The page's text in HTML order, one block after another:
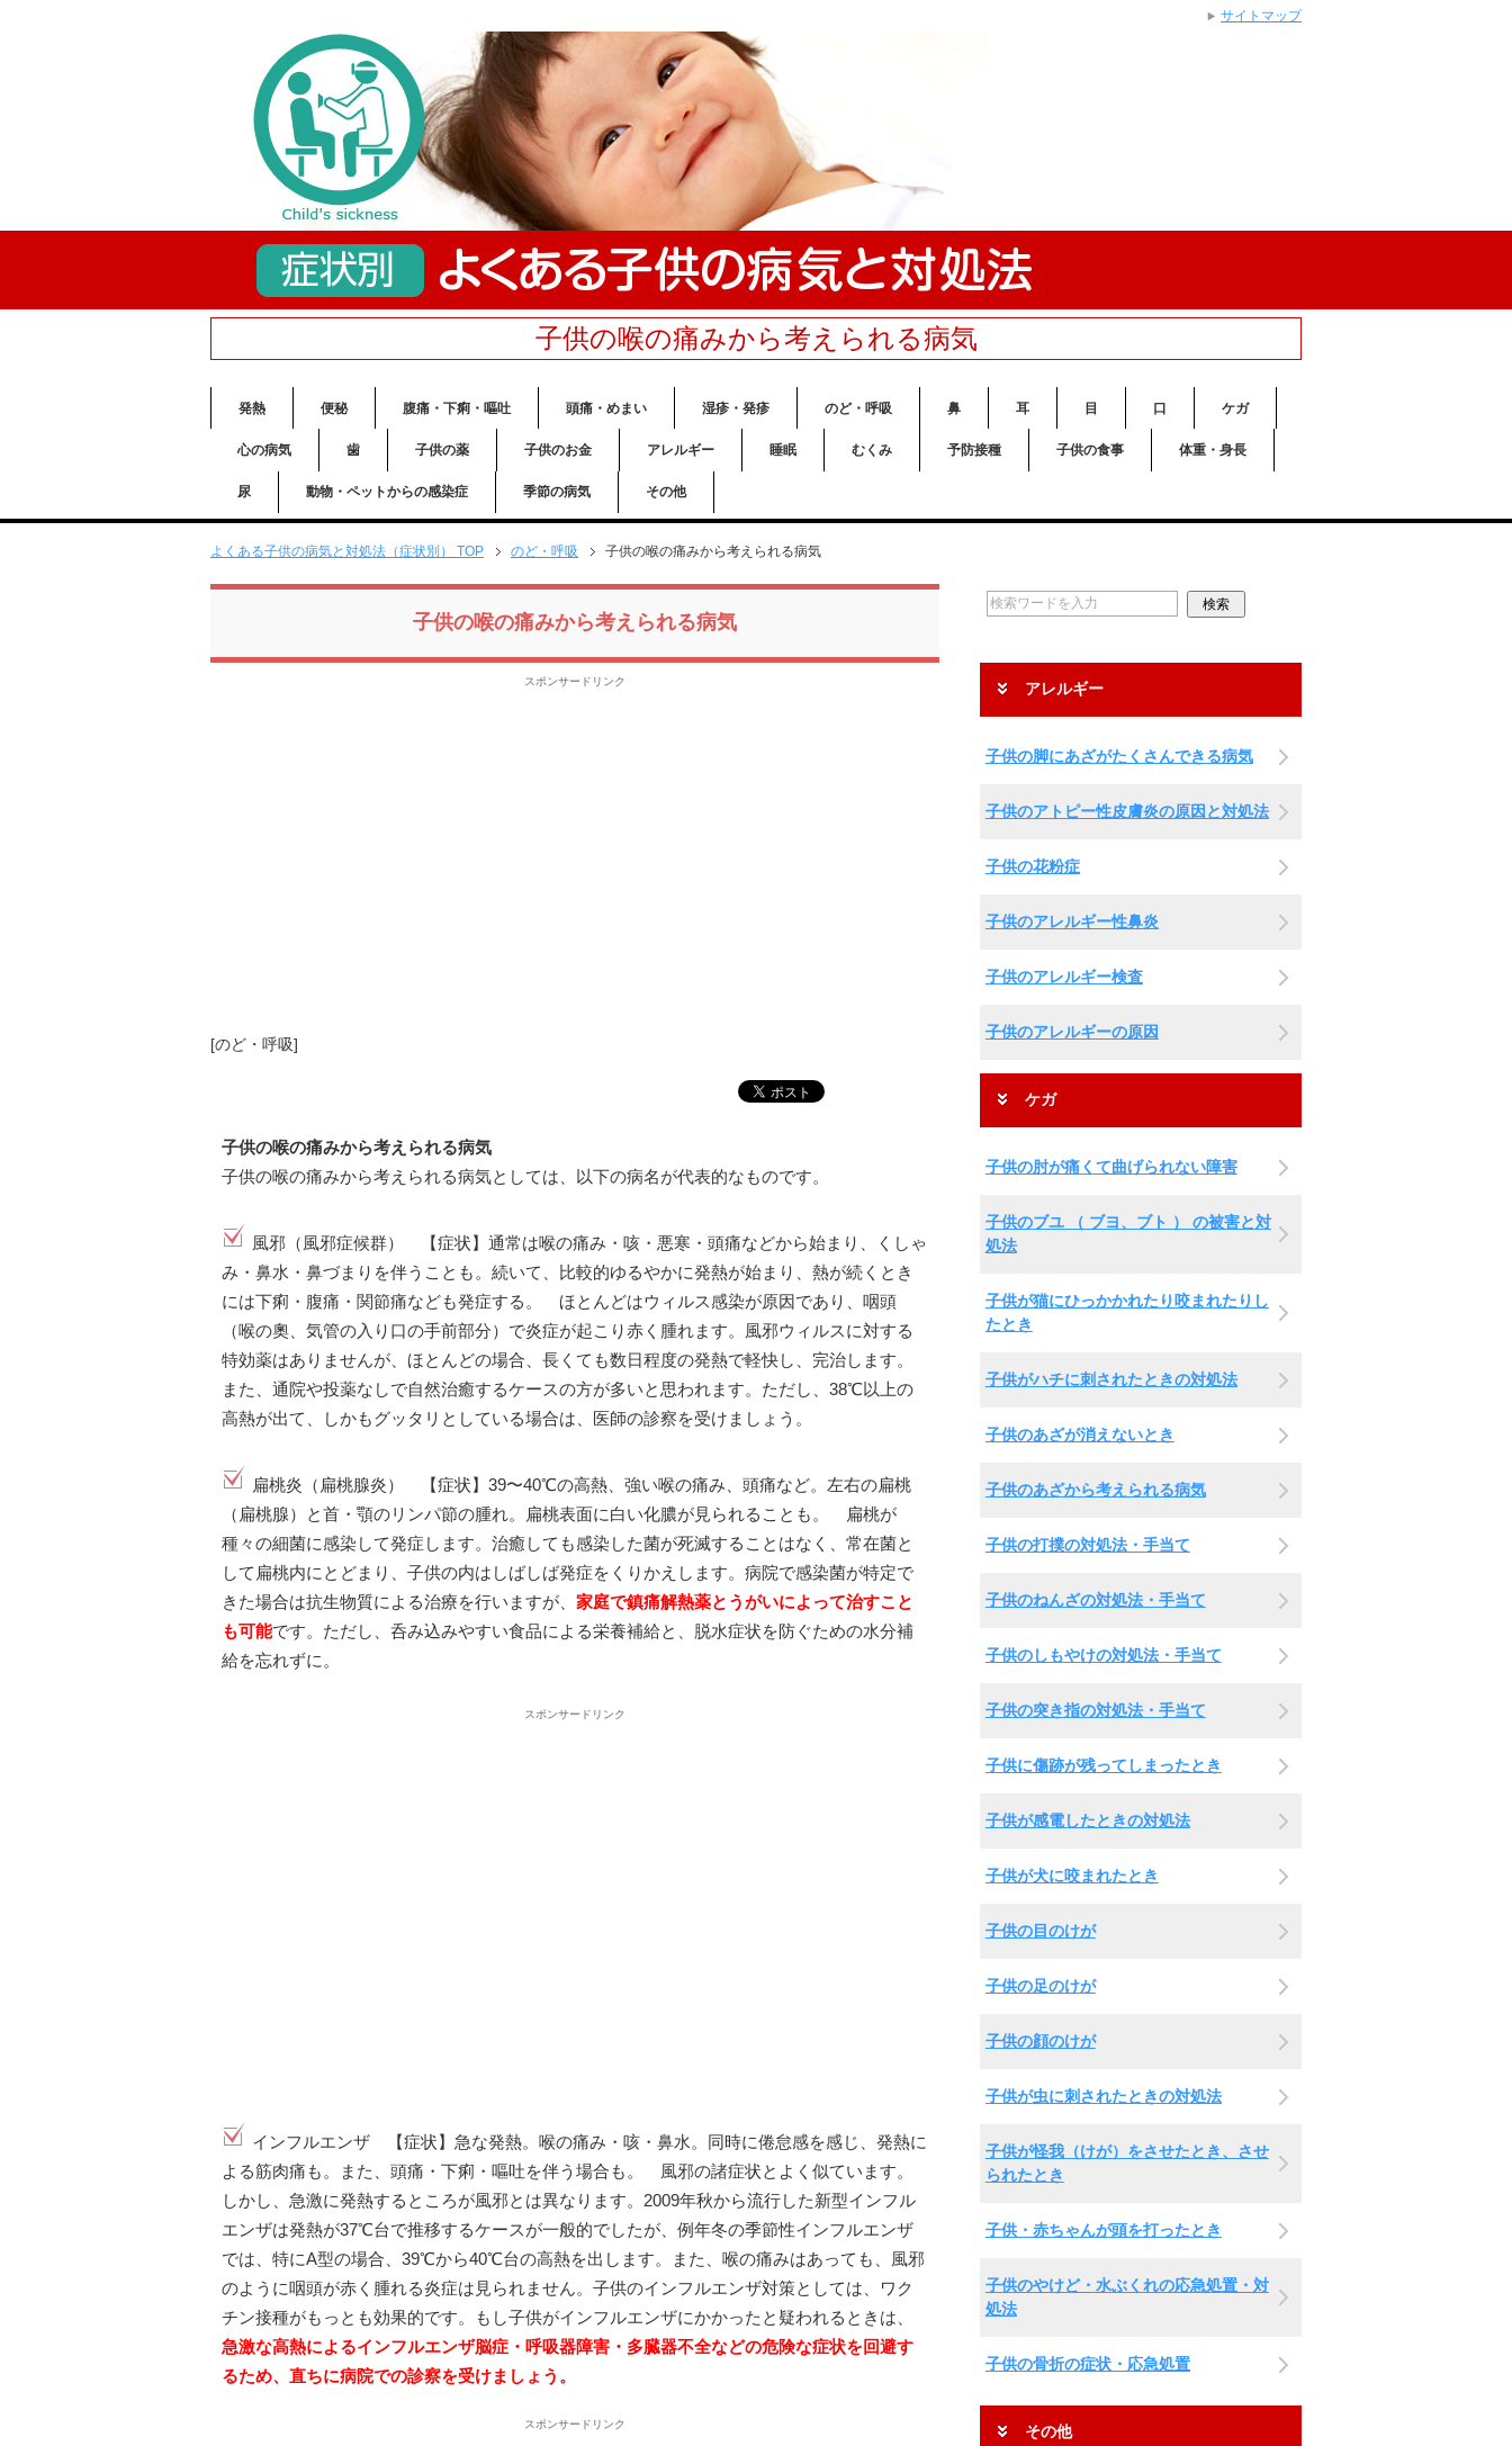
子供の喉の痛みから考えられる病気
発熱 便秘 腹痛・下痢・嘔吐 頭痛・めまい 湿疹・発疹 のど・呼吸 鼻 耳 目 口 ケガ
心の病気 歯 子供の薬 子供のお金 アレルギー 睡眠 むくみ 予防接種 子供の食事 体重・身長
尿 動物・ペットからの感染症 季節の病気 その他
よくある子供の病気と対処法（症状別） TOP のど・呼吸 子供の喉の痛みから考えられる病気
子供の喉の痛みから考えられる病気
スポンサードリンク
[のど・呼吸]
子供の喉の痛みから考えられる病気
子供の喉の痛みから考えられる病気としては、以下の病名が代表的なものです。
風邪（風邪症候群） 【症状】通常は喉の痛み・咳・悪寒・頭痛などから始まり、くしゃ
み・鼻水・鼻づまりを伴うことも。続いて、比較的ゆるやかに発熱が始まり、熱が続くとき
には下痢・腹痛・関節痛なども発症する。 ほとんどはウィルス感染が原因であり、咽頭
（喉の奧、気管の入り口の手前部分）で炎症が起こり赤く腫れます。風邪ウィルスに対する
特効薬はありませんが、ほとんどの場合、長くても数日程度の発熱で軽快し、完治します。
また、通院や投薬なしで自然治癒するケースの方が多いと思われます。ただし、38℃以上の
高熱が出て、しかもグッタリとしている場合は、医師の診察を受けましょう。
扁桃炎（扁桃腺炎） 【症状】39〜40℃の高熱、強い喉の痛み、頭痛など。左右の扁桃
（扁桃腺）と首・顎のリンパ節の腫れ。扁桃表面に白い化膿が見られることも。 扁桃が
種々の細菌に感染して発症します。治癒しても感染した菌が死滅することはなく、常在菌と
して扁桃内にとどまり、子供の内はしばしば発症をくりかえします。病院で感染菌が特定で
きた場合は抗生物質による治療を行いますが、 家庭で鎮痛解熱薬とうがいによって治すこと
も可能です。ただし、呑み込みやすい食品による栄養補給と、脱水症状を防ぐための水分補
給を忘れずに。
スポンサードリンク
インフルエンザ 【症状】急な発熱。喉の痛み・咳・鼻水。同時に倦怠感を感じ、発熱に
よる筋肉痛も。また、頭痛・下痢・嘔吐を伴う場合も。 風邪の諸症状とよく似ています。
しかし、急激に発熱するところが風邪とは異なります。2009年秋から流行した新型インフル
エンザは発熱が37℃台で推移するケースが一般的でしたが、例年冬の季節性インフルエンザ
では、特にA型の場合、39℃から40℃台の高熱を出します。また、喉の痛みはあっても、風邪
のように咽頭が赤く腫れる炎症は見られません。子供のインフルエンザ対策としては、ワク
チン接種がもっとも効果的です。もし子供がインフルエンザにかかったと疑われるときは、
急激な高熱によるインフルエンザ脳症・呼吸器障害・多臓器不全などの危険な症状を回避す
るため、直ちに病院での診察を受けましょう。
スポンサードリンク
アレルギー
子供の脚にあざがたくさんできる病気
子供のアトピー性皮膚炎の原因と対処法
子供の花粉症
子供のアレルギー性鼻炎
子供のアレルギー検査
子供のアレルギーの原因
ケガ
子供の肘が痛くて曲げられない障害
子供のブユ （ ブヨ、ブト ） の被害と対
処法
子供が猫にひっかかれたり咬まれたりし
たとき
子供がハチに刺されたときの対処法
子供のあざが消えないとき
子供のあざから考えられる病気
子供の打撲の対処法・手当て
子供のねんざの対処法・手当て
子供のしもやけの対処法・手当て
子供の突き指の対処法・手当て
子供に傷跡が残ってしまったとき
子供が感電したときの対処法
子供が犬に咬まれたとき
子供の目のけが
子供の足のけが
子供の顔のけが
子供が虫に刺されたときの対処法
子供が怪我（けが）をさせたとき、させ
られたとき
子供・赤ちゃんが頭を打ったとき
子供のやけど・水ぶくれの応急処置・対
処法
子供の骨折の症状・応急処置
その他
サイトマップ